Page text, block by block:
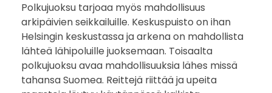
k
s
u
Polkujuoksu tarjoaa myös mahdollisuus
arkipäivien seikkailuille. Keskuspuisto on ihan
Helsingin keskustassa ja arkena on mahdollista
lähteä lähipoluille juoksemaan. Toisaalta
polkujuoksu avaa mahdollisuuksia lähes missä
tahansa Suomea. Reittejä riittää ja upeita